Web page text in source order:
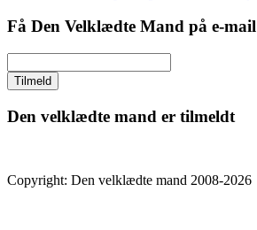
Få Den Velklædte Mand på e-mail
Den velklædte mand er tilmeldt
Copyright: Den velklædte mand 2008-2026